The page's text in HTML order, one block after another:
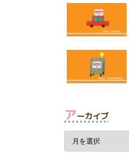
アーカイブ